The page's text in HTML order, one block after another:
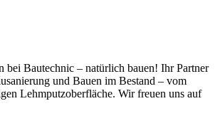
Bautechnic – natürlich bauen! Ihr Partner
und Bauen im Bestand – vom
Lehmputzoberfläche. Wir freuen uns auf